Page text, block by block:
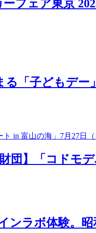
フェア東京
る「子どもデ
団】「コドモ
ラボ体験。昭